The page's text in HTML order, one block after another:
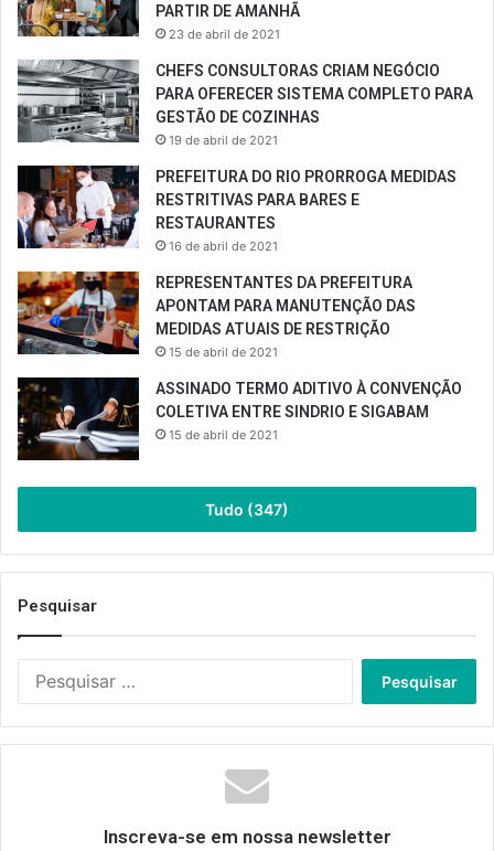
PARTIR DE AMANHÃ
23 de abril de 2021
CHEFS CONSULTORAS CRIAM NEGÓCIO
PARA OFERECER SISTEMA COMPLETO PARA
GESTÃO DE COZINHAS
19 de abril de 2021
PREFEITURA DO RIO PRORROGA MEDIDAS
RESTRITIVAS PARA BARES E
RESTAURANTES
16 de abril de 2021
REPRESENTANTES DA PREFEITURA
APONTAM PARA MANUTENÇÃO DAS
MEDIDAS ATUAIS DE RESTRIÇÃO
15 de abril de 2021
ASSINADO TERMO ADITIVO À CONVENÇÃO
COLETIVA ENTRE SINDRIO E SIGABAM
15 de abril de 2021
Tudo (347)
Pesquisar
Inscreva-se em nossa newsletter